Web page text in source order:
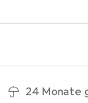
24 Monate